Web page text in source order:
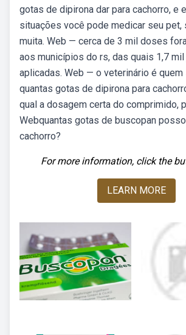
gotas de dipirona dar para cachorro, e
situações você pode medicar seu pet,
muita. Web — cerca de 3 mil doses
aos municípios do rs, das quais 1,7
aplicadas. Web — o veterinário é
quantas gotas de dipirona para
qual a dosagem certa do comprimido,
Webquantas gotas de buscopan
cachorro?
For more information, click the
LEARN MORE